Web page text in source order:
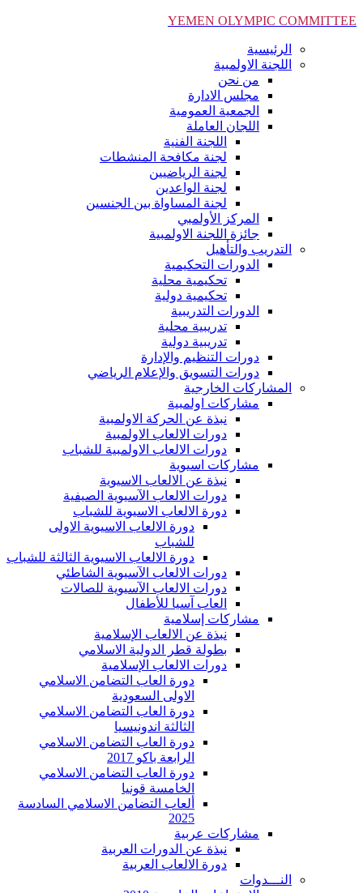
YEMEN OLYMPIC COMMITTEE
الرئيسية
اللجنة الاولمبية
من نحن
مجلس الادارة
الجمعية العمومية
اللجان العاملة
اللجنة الفنية
لجنة مكافحة المنشطات
لجنة الرياضيين
لجنة الواعدين
لجنة المساواة بين الجنسين
المركز الأولمبي
جائزة اللجنة الاولمبية
التدريب والتأهيل
الدورات التحكيمية
تحكيمية محلية
تحكيمية دولية
الدورات التدريبية
تدريبية محلية
تدريبية دولية
دورات التنظيم والإدارة
دورات التسويق والإعلام الرياضي
المشاركات الخارجية
مشاركات اولمبية
نبذة عن الحركة الاولمبية
دورات الالعاب الاولمبية
دورات الالعاب الاولمبية للشباب
مشاركات اسيوية
نبذة عن الالعاب الاسيوية
دورات الالعاب الآسيوية الصيفية
دورة الالعاب الاسيوية للشباب
دورة الالعاب الاسيوية الاولى
للشباب
دورة الالعاب الاسيوية الثالثة للشباب
دورات الالعاب الآسيوية الشاطئي
دورات الالعاب الآسيوية للصالات
العاب آسيا للأطفال
مشاركات إسلامية
نبذة عن الالعاب الإسلامية
بطولة قطر الدولية الاسلامي
دورات الالعاب الإسلامية
دورة العاب التضامن الاسلامي
الاولى السعودية
دورة العاب التضامن الاسلامي
الثالثة اندونيسيا
دورة العاب التضامن الاسلامي
الرابعة باكو 2017
دورة العاب التضامن الاسلامي
الخامسة قونيا
ألعاب التضامن الاسلامي السادسة
2025
مشاركات عربية
نبذة عن الدورات العربية
دورة الالعاب العربية
النـــدوات